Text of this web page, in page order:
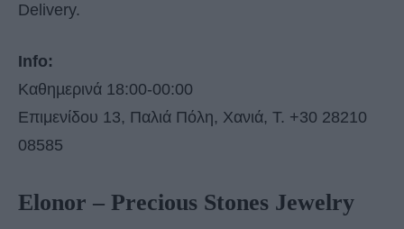
Delivery.
Info:
Καθηµερινά 18:00-00:00
Επιμενίδου 13, Παλιά Πόλη, Χανιά, Τ. +30 28210
08585
Elonor – Precious Stones Jewelry